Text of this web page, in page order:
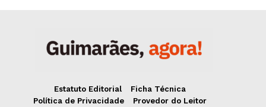
Estatuto Editorial
Ficha Técnica
Política de Privacidade
Provedor do Leitor